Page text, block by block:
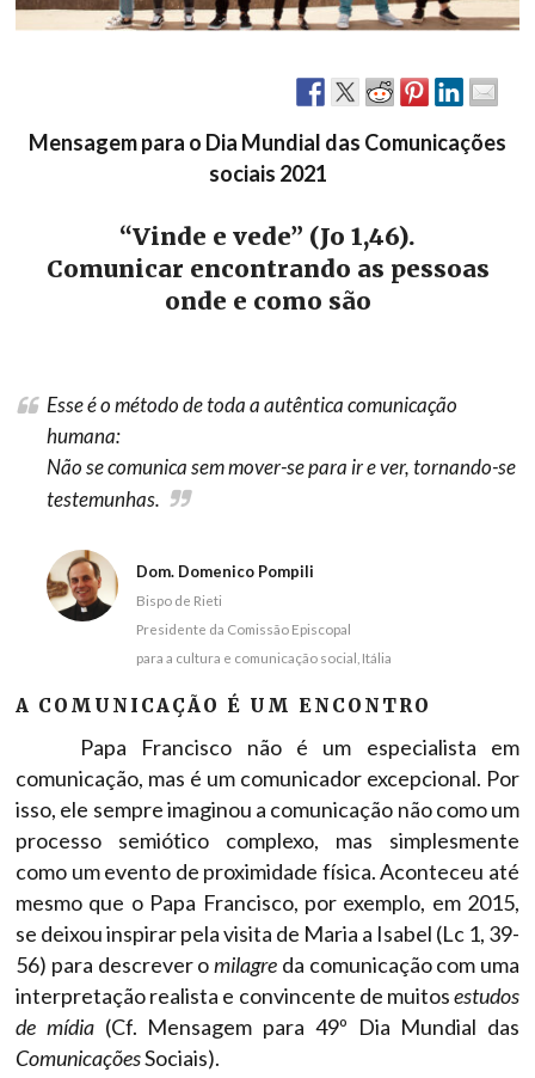
Mensagem para o Dia Mundial das Comunicações
sociais 2021
“Vinde e vede” (Jo 1,46).
Comunicar encontrando as pessoas
onde e como são
Esse é o método de toda a autêntica comunicação
humana:
Não se comunica sem mover-separa ir ever, tornando-se
testemunhas.
Dom. Domenico Pompili
Bispo de Rieti
Presidente da Comissão Episcopal
para a cultura e comunicação social, Itália
A COMUNICAÇÃO É UM ENCONTRO
Papa Francisco não é um especialista em
comunicação, mas é um comunicador excepcional. Por
isso, ele sempre imaginou a comunicação não como um
processo semiótico complexo, mas simplesmente
como um evento de proximidade física. Aconteceu até
mesmo que o Papa Francisco, por exemplo, em 2015,
se deixou inspirar pela visita de Maria a Isabel (Lc 1, 39-
56) para descrever omilagre da comunicação com uma
interpretação realista e convincente de muitosestudos
de mídia (Cf. Mensagem para 49º Dia Mundial das
ComunicaçõesSociais).